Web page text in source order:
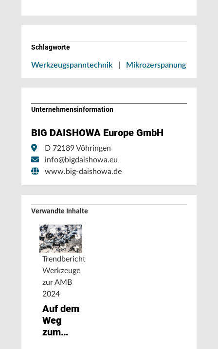
Schlagworte
Werkzeugspanntechnik Mikrozerspanung
Unternehmens­information
BIG DAISHOWA Europe GmbH
D 72189 Vöhringen
info@bigdaishowa.eu
www.big-daishowa.de
Verwandte Inhalte
Trendbericht
Werkzeuge
zur AMB
2024
Auf dem
Weg
zum